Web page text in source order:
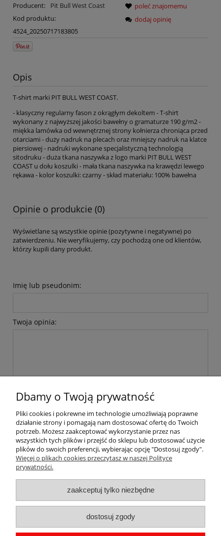
Producent:
Pit Bull West Coast
Kod produktu:
4524_20250717183805
poleć znajomemu
dodaj opinię
Opis
T-shirt marki PIT BULL WEST COAST.
- klasyczny regularny fason z okrągłym dekoltem - T-shirt
wykonany z najwyższej jakości bawełny o gramaturze 190 g/m2 -
miękka lamówka od wewnętrznej strony kołnierza chroniąca przed
otarciami - duży nadruk na plecach oraz mniejszy nadruk na klatce
piersiowej - nadruki wykonane specjalistyczną technologią
sitodruku - duża tkana naszywka z logo marki PIT BULL WEST
COAST u dołu koszulki - mała tkana naszywka na krawędzi lewego
rękawa - kolor koszulki: czarny - skład materiału: 100% bawełna
Opinie o produkcie (0)
Wyświetlane są wszystkie opinie (pozytywne i negatywne) po
zatwierdzeniu. Nie weryfikujemy, czy pochodzą one od klientów,
którzy kupili dany produkt.
Imię lub pseudonim:
Twoja opinia:
BAD HAUS
Płatności i dostawa
STREFA KLIENTA
Dbamy o Twoją prywatność
Pliki cookies i pokrewne im technologie umożliwiają poprawne
działanie strony i pomagają nam dostosować ofertę do Twoich
potrzeb. Możesz zaakceptować wykorzystanie przez nas
wszystkich tych plików i przejść do sklepu lub dostosować użycie
plików do swoich preferencji, wybierając opcję "Dostosuj zgody".
Więcej o plikach cookies przeczytasz w naszej Polityce
prywatności.
zaakceptuj tylko niezbędne
dostosuj zgody